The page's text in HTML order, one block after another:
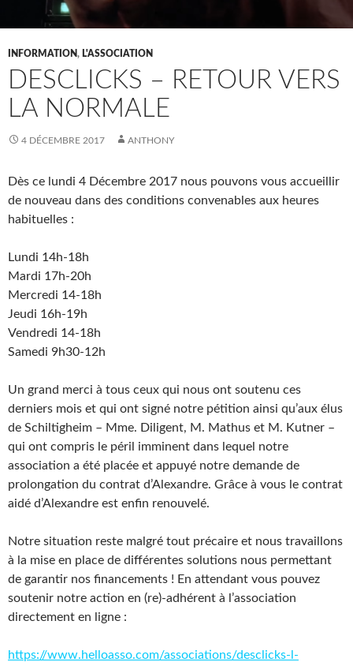
INFORMATION, L'ASSOCIATION
DESCLICKS – RETOUR VERS
LA NORMALE
4 DÉCEMBRE 2017 ANTHONY
Dès ce lundi 4 Décembre 2017 nous pouvons vous accueillir
de nouveau dans des conditions convenables aux heures
habituelles :
Lundi 14h-18h
Mardi 17h-20h
Mercredi 14-18h
Jeudi 16h-19h
Vendredi 14-18h
Samedi 9h30-12h
Un grand merci à tous ceux qui nous ont soutenu ces
derniers mois et qui ont signé notre pétition ainsi qu’aux élus
de Schiltigheim – Mme. Diligent, M. Mathus et M. Kutner –
qui ont compris le péril imminent dans lequel notre
association a été placée et appuyé notre demande de
prolongation du contrat d’Alexandre. Grâce à vous le contrat
aidé d’Alexandre est enfin renouvelé.
Notre situation reste malgré tout précaire et nous travaillons
à la mise en place de différentes solutions nous permettant
de garantir nos financements ! En attendant vous pouvez
soutenir notre action en (re)-adhérent à l’association
directement en ligne :
https://www.helloasso.com/associations/desclicks-l-